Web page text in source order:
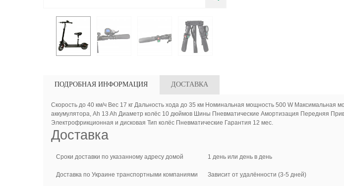
ПОДРОБНАЯ ИНФОРМАЦИЯ ДОСТАВКА
Скорость до 40 км/ч Вес 17 кг Дальность хода до 35 км Номинальная мощность 500 W Максимальная
аккумулятора, Ah 13 Ah Диаметр колёс 10 дюймов Шины Пневматические Амортизация Передняя
Электрофрикционная и дисковая Тип колёс Пневматические Гарантия 12 мес.
Доставка
Сроки доставки по указанному адресу домой 1 день или день в день
Доставка по Украине транспортными компаниями Зависит от удалённости (3-5 дней)